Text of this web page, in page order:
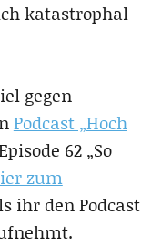
katastrophal
gegen
Podcast „Hoch
62 „So
zum
ihr den Podcast